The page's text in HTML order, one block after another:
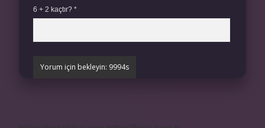
6 + 2 kaçtır? *